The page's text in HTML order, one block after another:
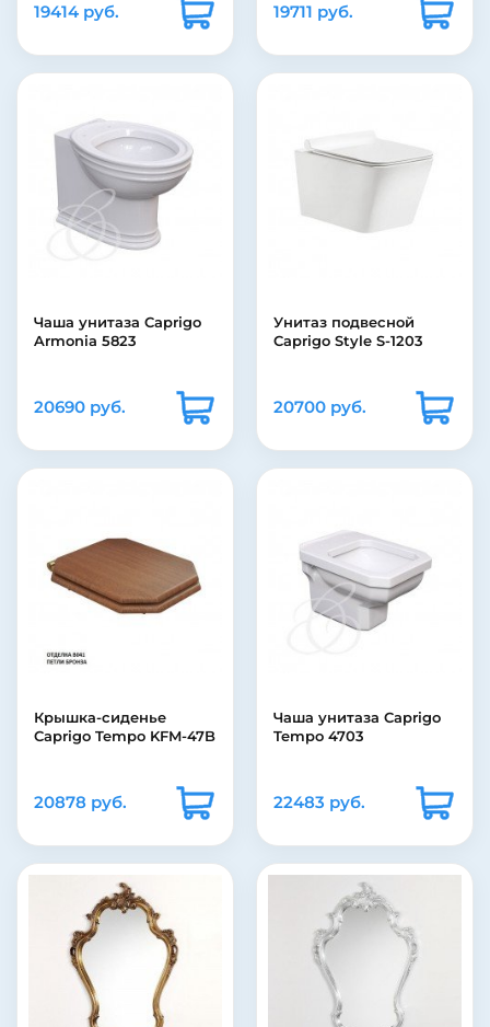
19414 руб. 19711 руб.
Чаша унитаза Caprigo
Armonia 5823
20690 руб.
Унитаз подвесной
Caprigo Style S-1203
20700 руб.
Крышка-сиденье
Caprigo Tempo KFM-47B
20878 руб.
Чаша унитаза Caprigo
Tempo 4703
22483 руб.